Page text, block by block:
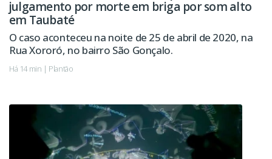
julgamento por morte em briga por som alto
em Taubaté
O caso aconteceu na noite de 25 de abril de 2020, na
Rua Xororó, no bairro São Gonçalo.
Há 14 min | Plantão